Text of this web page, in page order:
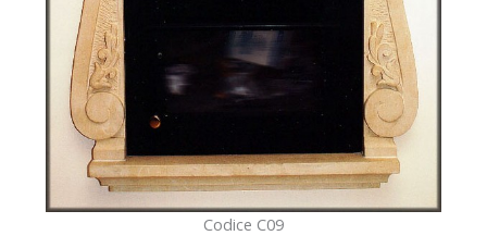
Codice C09